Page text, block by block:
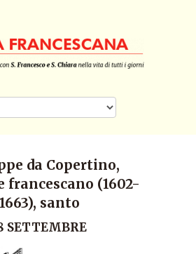
da Copertino,
francescano (1602-
1663), santo
SETTEMBRE